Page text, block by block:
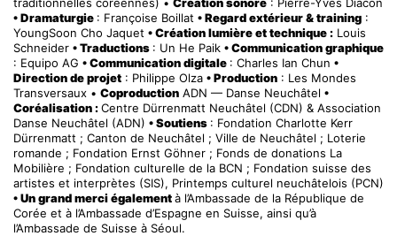
• Dramaturgie : Françoise Boillat • Regard extérieur & training :
YoungSoon Cho Jaquet • Création lumière et technique : Louis
Schneider • Traductions : Un He Paik • Communication graphique
: Equipo AG • Communication digitale : Charles Ian Chun •
Direction de projet : Philippe Olza • Production : Les Mondes
Transversaux • Coproduction ADN — Danse Neuchâtel •
Coréalisation :Centre Dürrenmatt Neuchâtel (CDN) & Association
Danse Neuchâtel (ADN) • Soutiens : Fondation Charlotte Kerr
Dürrenmatt ; Canton de Neuchâtel ; Ville de Neuchâtel ; Loterie
romande ; Fondation Ernst Göhner ; Fonds de donations La
Mobilière ; Fondation culturelle de la BCN ; Fondation suisse des
artistes et interprètes (SIS), Printemps culturel neuchâtelois (PCN)
• Un grand merci égalementà l’Ambassade de la République de
Corée et à l’Ambassade d’Espagne en Suisse, ainsi qu’à
l’Ambassade de Suisse à Séoul.